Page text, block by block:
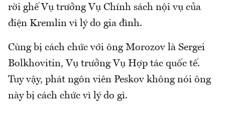
rời ghế Vụ trưởng Vụ Chính sách nội vụ của
điện Kremlin vì lý do gia đình.
Cùng bị cách chức với ông Morozov là Sergei
Bolkhovitin, Vụ trưởng Vụ Hợp tác quốc tế.
Tuy vậy, phát ngôn viên Peskov không nói ông
này bị cách chức vì lý do gì.